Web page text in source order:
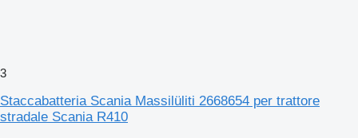
3
Staccabatteria Scania Massilüliti 2668654 per trattore
stradale Scania R410